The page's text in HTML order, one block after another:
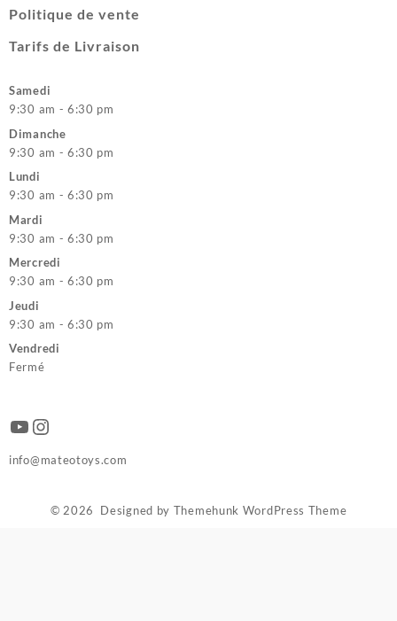
Politique de vente
Tarifs de Livraison
Samedi
9:30 am - 6:30 pm
Dimanche
9:30 am - 6:30 pm
Lundi
9:30 am - 6:30 pm
Mardi
9:30 am - 6:30 pm
Mercredi
9:30 am - 6:30 pm
Jeudi
9:30 am - 6:30 pm
Vendredi
Fermé
YouTube
Instagram
info@mateotoys.com
© 2026 Designed by Themehunk WordPress Theme